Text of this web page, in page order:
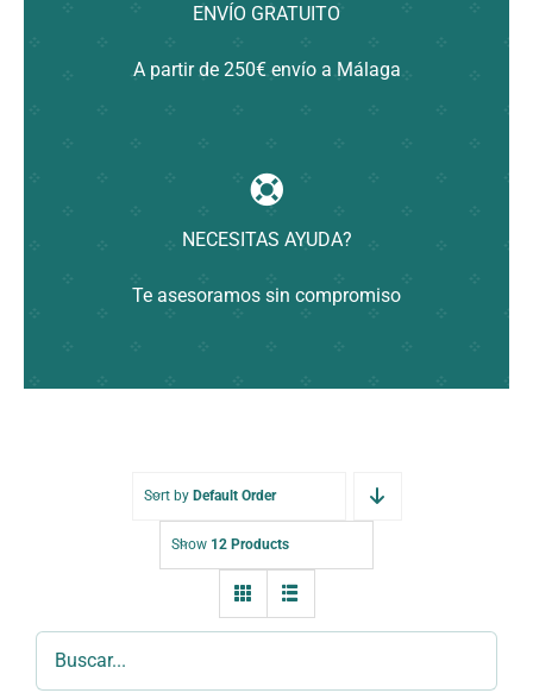
ENVÍO GRATUITO
A partir de 250€ envío a Málaga
NECESITAS AYUDA?
Te asesoramos sin compromiso
Sort by Default Order
Show 12 Products